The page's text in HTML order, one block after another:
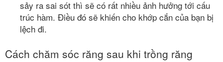
sảy ra sai sót thì sẽ có rất nhiều ảnh hưởng tới cấu
trúc hàm. Điều đó sẽ khiến cho khớp cắn của bạn bị
lệch đi.
Cách chăm sóc răng sau khi trồng răng